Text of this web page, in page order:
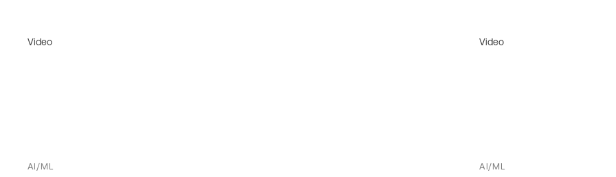
Video
AI/ML
Video
AI/ML